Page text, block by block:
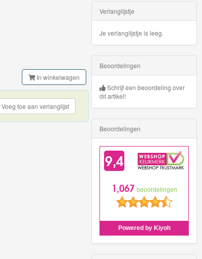
In winkelwagen
Voeg toe aan verlanglijst
Verlanglijstje
Je verlanglijstje is leeg.
Beoordelingen
Schrijf een beoordeling over
dit artikel!
Beoordelingen